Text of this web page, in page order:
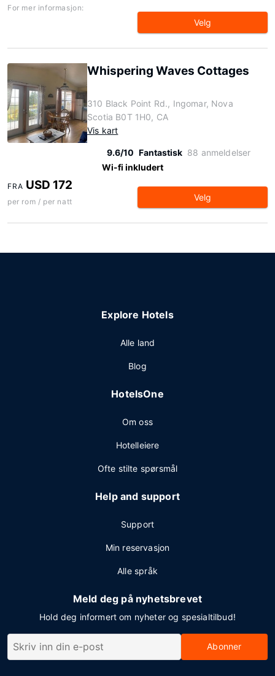
For mer informasjon:
Velg
Whispering Waves Cottages
310 Black Point Rd., Ingomar, Nova
Scotia B0T 1H0, CA
Vis kart
9.6/10 Fantastisk 88 anmeldelser
Wi-fi inkludert
FRA USD 172
per rom / per natt Velg
Explore Hotels
Alle land
Blog
HotelsOne
Om oss
Hotelleiere
Ofte stilte spørsmål
Help and support
Support
Min reservasjon
Alle språk
Meld deg på nyhetsbrevet
Hold deg informert om nyheter og spesialtilbud!
Abonner